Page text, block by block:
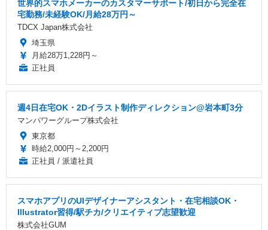
世界的スマホメーカーのカスタマーサポート/初日から完全在
宅勤務/未経験OK/月給28万円～
TDCX Japan株式会社
埼玉県
月給28万1,228円～
正社員
週4日在宅OK・2Dイラスト制作ディレクション@岩本町3分
マンパワーグループ株式会社
東京都
時給2,000円～2,200円
正社員 / 派遣社員
スマホアプリのUIデザイナーアシスタント・在宅相談OK・
Illustrator習得/駅チカ/クリエイティブ志望歓迎
株式会社GUM